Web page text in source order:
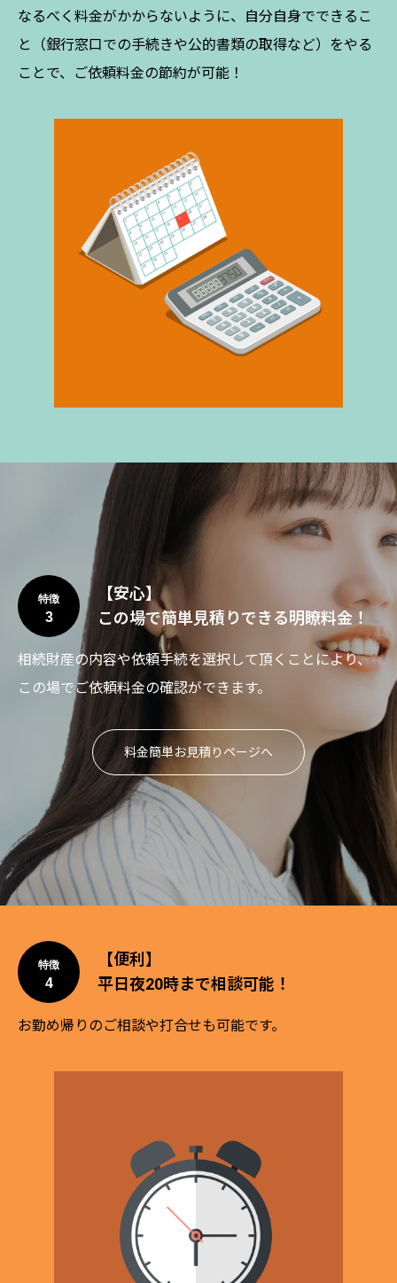
なるべく料金がかからないように、自分自身でできるこ
と（銀行窓口での手続きや公的書類の取得など）をやる
ことで、ご依頼料金の節約が可能！
特徴
3
【安心】
この場で簡単見積りできる明瞭料金！
相続財産の内容や依頼手続を選択して頂くことにより、
この場でご依頼料金の確認ができます。
料金簡単お見積りページへ
特徴
4
【便利】
平日夜20時まで相談可能！
お勤め帰りのご相談や打合せも可能です。